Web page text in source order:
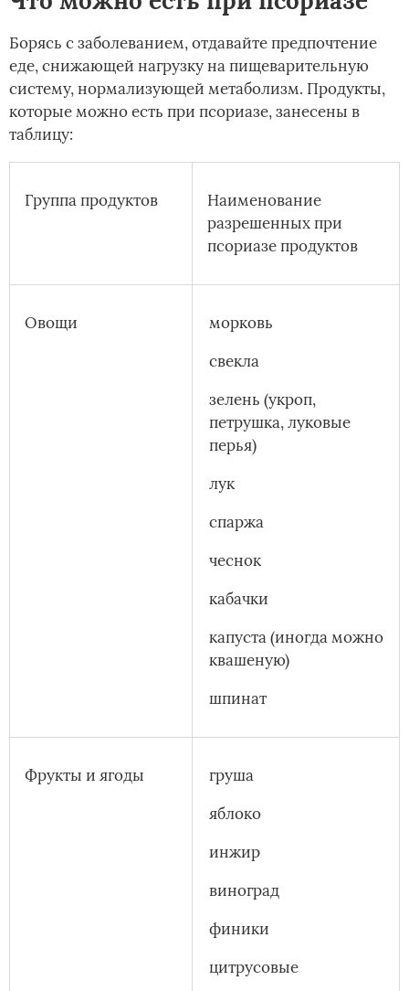
Борясь с заболеванием, отдавайте предпочтение
еде, снижающей нагрузку на пищеварительную
систему, нормализующей метаболизм. Продукты,
которые можно есть при псориазе, занесены в
таблицу:
Группа продуктов
Наименование
разрешенных при
псориазе продуктов
Овощи
морковь
свекла
зелень (укроп,
петрушка, луковые
перья)
лук
спаржа
чеснок
кабачки
капуста (иногда можно
квашеную)
шпинат
Фрукты и ягоды
груша
яблоко
инжир
виноград
финики
цитрусовые